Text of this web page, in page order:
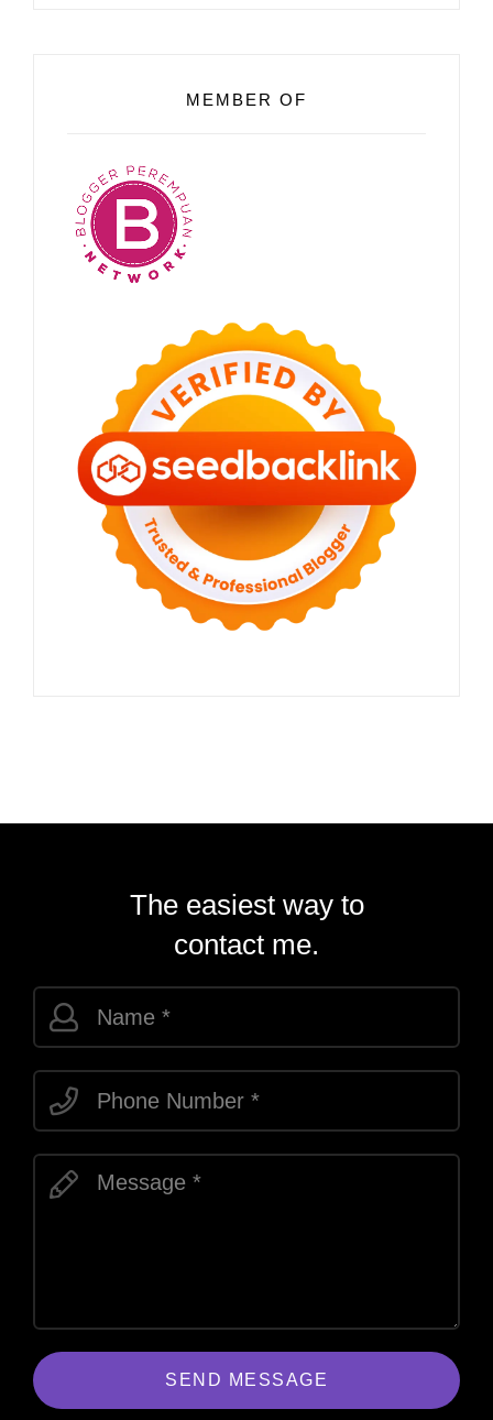
MEMBER OF
The easiest way to
contact me.
SEND MESSAGE